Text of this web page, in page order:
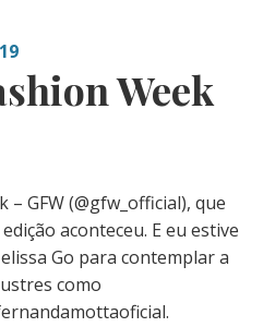
Week
GFW (@gfw_official), que
aconteceu. E eu estive
Go para contemplar a
como